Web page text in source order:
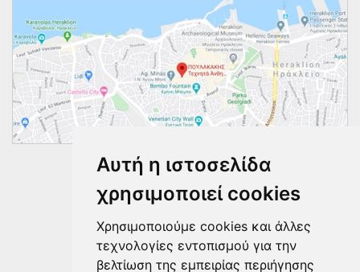
Αυτή η ιστοσελίδα
χρησιμοποιεί cookies
Χρησιμοποιούμε cookies και άλλες
τεχνολογίες εντοπισμού για την
βελτίωση της εμπειρίας περιήγησης
Ακολουθήστε μας